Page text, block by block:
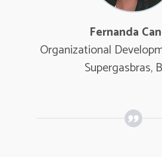
Fernanda
Organizational
Supergasbras,